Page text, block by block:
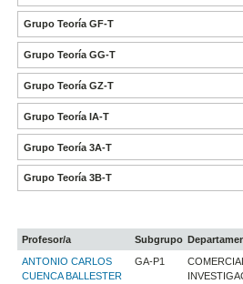
Grupo Teoría GF-T
Grupo Teoría GG-T
Grupo Teoría GZ-T
Grupo Teoría IA-T
Grupo Teoría 3A-T
Grupo Teoría 3B-T
Profesor/a Subgrupo
ANTONIO CARLOS
CUENCA BALLESTER
GA-P1